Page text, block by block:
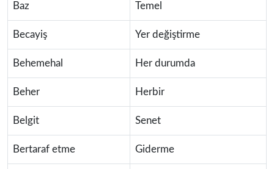
Baz Temel
Becayiş Yer değiştirme
Behemehal Her durumda
Beher Herbir
Belgit Senet
Bertaraf etme Giderme